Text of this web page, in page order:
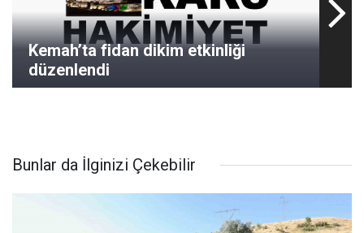
Kemah’ta fidan dikim etkinliği
düzenlendi
Bunlar da İlginizi Çekebilir